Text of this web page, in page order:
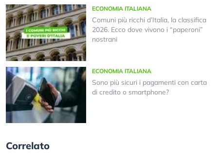
ECONOMIA ITALIANA
Comuni più ricchi d’Italia, la classifica
2026. Ecco dove vivono i “paperoni”
nostrani
ECONOMIA ITALIANA
Sono più sicuri i pagamenti con carta
di credito o smartphone?
Correlato